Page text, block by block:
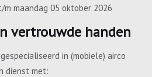
maandag 05 oktober 2026
vertrouwde handen
in (mobiele) airco
dienst met: